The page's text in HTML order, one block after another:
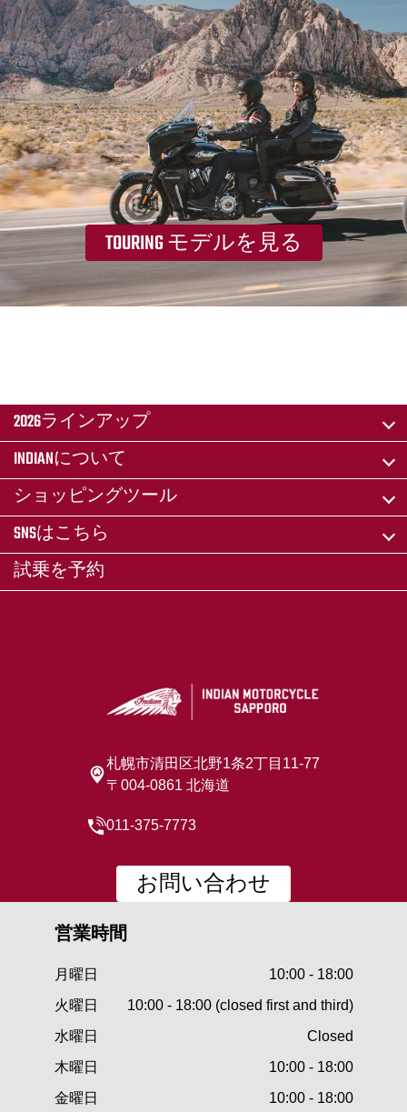
TOURING モデルを見る
2026ラインアップ
INDIANについて
ショッピングツール
SNSはこちら
試乗を予約
札幌市清田区北野1条2丁目11-77
〒004-0861 北海道
011-375-7773
お問い合わせ
営業時間
月曜日
10:00 - 18:00
火曜日
10:00 - 18:00 (closed first and third)
水曜日
Closed
木曜日
10:00 - 18:00
金曜日
10:00 - 18:00